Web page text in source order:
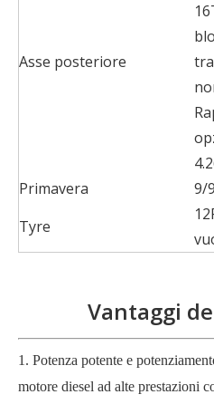
Asse posteriore
Primavera
9/
Tyre
Vantaggi
1. Potenza potente e
motore diesel ad alte prestazioni